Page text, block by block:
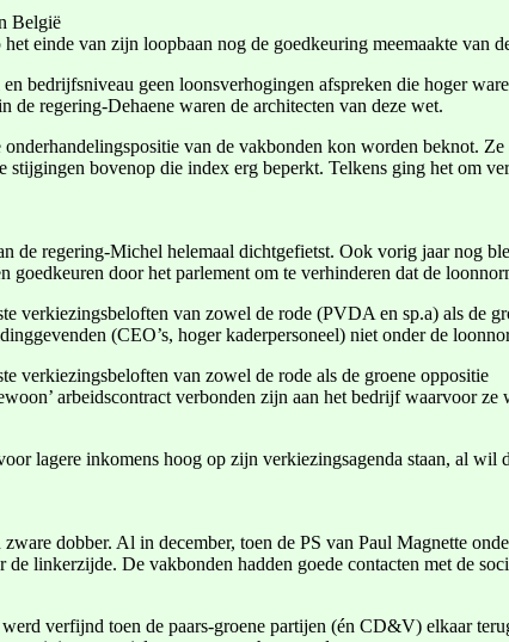
België
einde van zijn loopbaan nog de goedkeuring meemaakte van
bedrijfsniveau geen loonsverhogingen afspreken die hoger
de regering-Dehaene waren de architecten van deze wet.
van de vakbonden kon worden beknot.
bovenop die index erg beperkt. Telkens ging het om
de regering-Michel helemaal dichtgefietst. Ook vorig jaar nog
door het parlement om te verhinderen dat de
verkiezingsbeloften van zowel de rode (PVDA en sp.a) als de
(CEO’s, hoger kaderpersoneel) niet onder de
verkiezingsbeloften van zowel de rode als de groene oppositie
arbeidscontract verbonden zijn aan het bedrijf waarvoor
lagere inkomens hoog op zijn verkiezingsagenda staan, al
dobber. Al in december, toen de PS van Paul Magnette
linkerzijde. De vakbonden hadden goede contacten met de
verfijnd toen de paars-groene partijen (én CD&V) elkaar